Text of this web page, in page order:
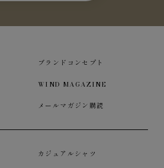
ブランドコンセプト
WIND MAGAZINE
メールマガジン購読
カジュアルシャツ